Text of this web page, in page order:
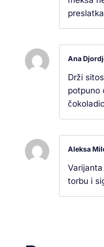
Ana
Drži
potpuno
Aleksa
torbu i